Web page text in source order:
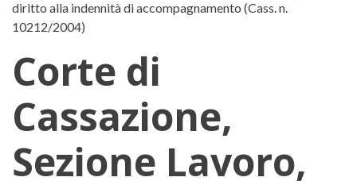
diritto alla indennità di accompagnamento (Cass. n.
10212/2004)
Corte di
Cassazione,
Sezione Lavoro,